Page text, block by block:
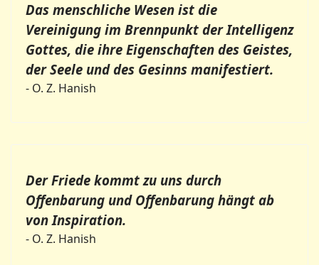
Das menschliche Wesen ist die
Vereinigung im Brennpunkt der Intelligenz
Gottes, die ihre Eigenschaften des Geistes,
der Seele und des Gesinns manifestiert.
- O. Z. Hanish
Der Friede kommt zu uns durch
Offenbarung und Offenbarung hängt ab
von Inspiration.
- O. Z. Hanish